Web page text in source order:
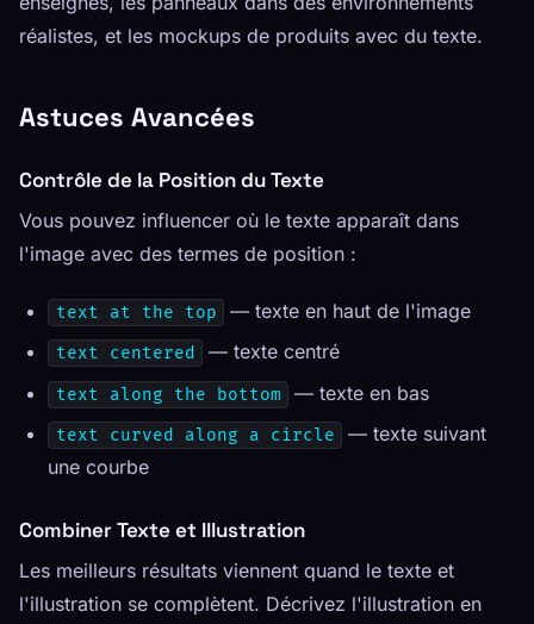
réalistes, et les mockups de produits avec du texte.
Astuces Avancées
Contrôle de la Position du Texte
Vous pouvez influencer où le texte apparaît dans
l'image avec des termes de position :
text at the top — texte en haut de l'image
text centered — texte centré
text along the bottom — texte en bas
text curved along a circle
— texte suivant
une courbe
Combiner Texte et Illustration
Les meilleurs résultats viennent quand le texte et
l'illustration se complètent. Décrivez l'illustration en